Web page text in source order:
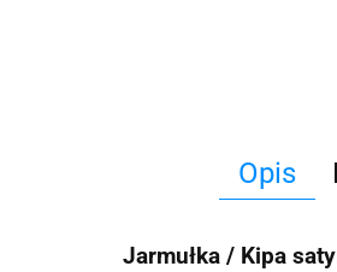
Opis
Jarmułka / Kipa